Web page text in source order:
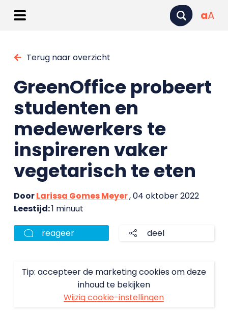
aA
Terug naar overzicht
GreenOffice probeert
studenten en
medewerkers te
inspireren vaker
vegetarisch te eten
DoorLarissa Gomes Meyer, 04 oktober 2022
Leestijd:1 minuut
reageer deel
Tip: accepteer de marketing cookies om deze
inhoud te bekijken
Wijzig cookie-instellingen